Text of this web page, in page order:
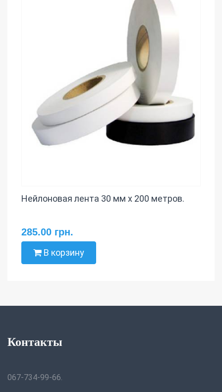
Нейлоновая лента 30 мм х 200 метров.
285.00 грн.
В корзину
Контакты
067-734-99-66.